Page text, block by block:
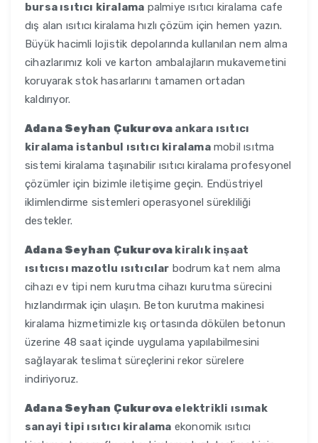
bursa ısıtıcı kiralama palmiye ısıtıcı kiralama cafe
dış alan ısıtıcı kiralama hızlı çözüm için hemen yazın.
Büyük hacimli lojistik depolarında kullanılan nem alma
cihazlarımız koli ve karton ambalajların mukavemetini
koruyarak stok hasarlarını tamamen ortadan
kaldırıyor.
Adana Seyhan Çukurova ankara ısıtıcı
kiralama istanbul ısıtıcı kiralamamobil ısıtma
sistemi kiralama taşınabilir ısıtıcı kiralama profesyonel
çözümler için bizimle iletişime geçin. Endüstriyel
iklimlendirme sistemleri operasyonel sürekliliği
destekler.
Adana Seyhan Çukurova kiralık inşaat
ısıtıcısı mazotlu ısıtıcılar bodrum kat nem alma
cihazı ev tipi nem kurutma cihazı kurutma sürecini
hızlandırmak için ulaşın. Beton kurutma makinesi
kiralama hizmetimizle kış ortasında dökülen betonun
üzerine 48 saat içinde uygulama yapılabilmesini
sağlayarak teslimat süreçlerini rekor sürelere
indiriyoruz.
Adana Seyhan Çukurova elektrikli ısımak
sanayi tipi ısıtıcı kiralama ekonomik ısıtıcı